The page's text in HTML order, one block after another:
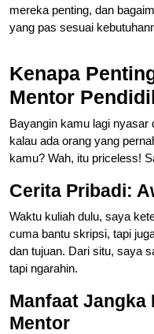
mereka penting, dan
yang pas sesuai
Kenapa
Mentor
Bayangin kamu lagi nyasar
kalau ada orang yang
kamu? Wah, itu priceless!
Cerita Pribadi:
Waktu kuliah dulu, saya
cuma bantu skripsi, tapi
dan tujuan. Dari situ, saya
tapi ngarahin.
Manfaat Jangka
Mentor